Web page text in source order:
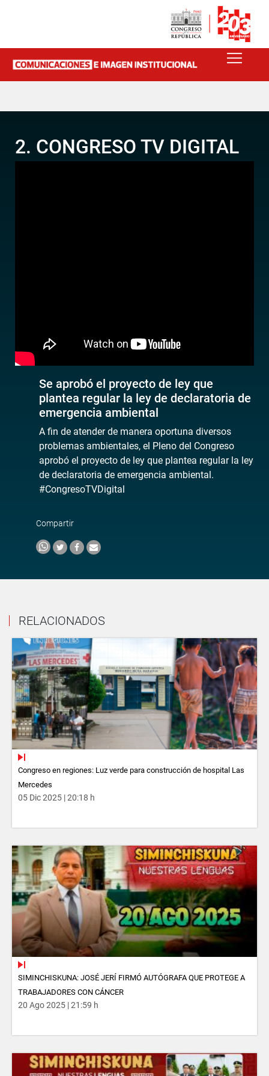
2. CONGRESO TV DIGITAL
Se aprobó el proyecto de ley que
plantea regular la ley de declaratoria de
emergencia ambiental
A fin de atender de manera oportuna diversos
problemas ambientales, el Pleno del Congreso
aprobó el proyecto de ley que plantea regular la ley
de declaratoria de emergencia ambiental.
#CongresoTVDigital
Compartir
RELACIONADOS
Congreso en regiones: Luz verde para construcción de hospital Las
Mercedes
05 Dic 2025 | 20:18 h
SIMINCHISKUNA: JOSÉ JERÍ FIRMÓ AUTÓGRAFA QUE PROTEGE A
TRABAJADORES CON CÁNCER
20 Ago 2025 | 21:59 h